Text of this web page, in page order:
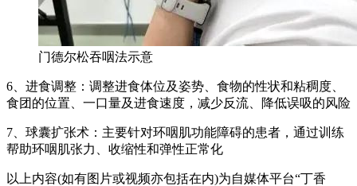
门德尔松吞咽法示意
6、进食调整：调整进食体位及姿势、食物的性状和粘稠度、
食团的位置、一口量及进食速度，减少反流、降低误吸的风险
7、球囊扩张术：主要针对环咽肌功能障碍的患者，通过训练
帮助环咽肌张力、收缩性和弹性正常化
以上内容(如有图片或视频亦包括在内)为自媒体平台“丁香